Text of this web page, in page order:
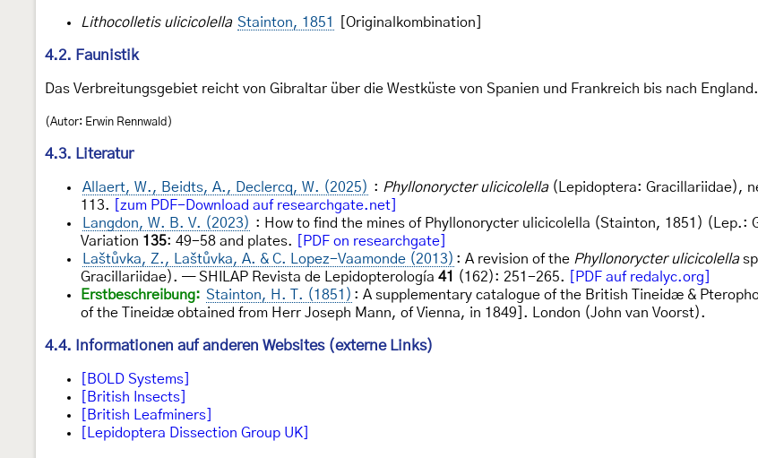
Lithocolletis ulicicolella Stainton, 1851 [Originalkombination]
4.2. Faunistik
Das Verbreitungsgebiet reicht von Gibraltar über die Westküste von Spanien und Frankreich bis nach England.
(Autor: Erwin Rennwald)
4.3. Literatur
Allaert, W., Beidts, A., Declercq, W. (2025) : Phyllonorycter ulicicolella(Lepidoptera: Gracillariidae),
113.
[zum PDF-Download auf researchgate.net]
Langdon, W. B. V. (2023) : How to find the mines of Phyllonorycter ulicicolella (Stainton, 1851)
Variation 135: 49-58 and plates.
[PDF on researchgate]
Laštůvka, Z., Laštůvka, A. & C. Lopez-Vaamonde (2013) : A revision of the Phyllonorycter ulicicolella
Gracillariidae). — SHILAP Revista de Lepidopterología 41 (162): 251-265.
[PDF auf redalyc.org]
Erstbeschreibung: Stainton, H. T. (1851) : A supplementary catalogue of the British Tineidæ &
of the Tineidæ obtained from Herr Joseph Mann, of Vienna, in 1849]. London (John van Voorst).
4.4. Informationen auf anderen Websites (externe Links)
[BOLD Systems]
[British Insects]
[British Leafminers]
[Lepidoptera Dissection Group UK]